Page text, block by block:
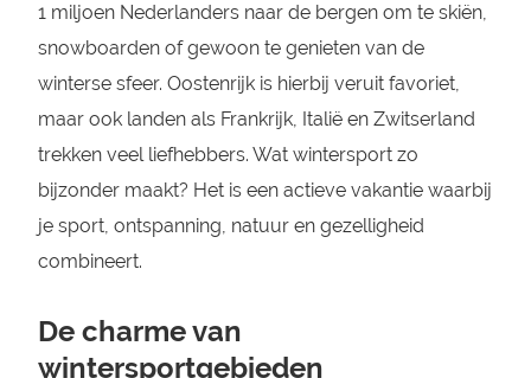
1 miljoen Nederlanders naar de bergen om te skiën,
snowboarden of gewoon te genieten van de
winterse sfeer. Oostenrijk is hierbij veruit favoriet,
maar ook landen als Frankrijk, Italië en Zwitserland
trekken veel liefhebbers. Wat wintersport zo
bijzonder maakt? Het is een actieve vakantie waarbij
je sport, ontspanning, natuur en gezelligheid
combineert.
De charme van
wintersportgebieden